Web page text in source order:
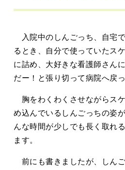
入院中のしんごっち、自宅
るとき、自分で使っていたス
に詰め、大好きな看護師さん
だー！と張り切って病院へ戻
胸をわくわくさせながらス
め込んでいるしんごっちの姿
んな時間が少しでも長く取れ
ます。
前にも書きましたが、しん